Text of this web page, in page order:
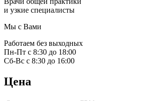
и узкие специалисты
Мы с Вами
Работаем без выходных
Пн-Пт с 8:30 до 18:00
Сб-Вс с 8:30 до 16:00
Цена